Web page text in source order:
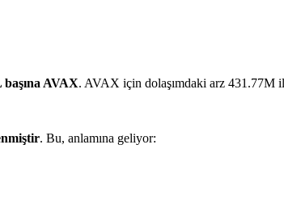
AVAX. AVAX için dolaşımdaki arz 431.77M
. Bu, anlamına geliyor: